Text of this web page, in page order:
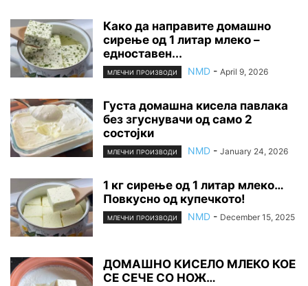
Како да направите домашно
сирење од 1 литар млеко –
едноставен...
МЛЕЧНИ ПРОИЗВОДИ NMD - April 9, 2026
Густа домашна кисела павлака
без згуснувачи од само 2
состојки
МЛЕЧНИ ПРОИЗВОДИ NMD - January 24, 2026
1 кг сирење од 1 литар млеко…
Повкусно од купечкото!
МЛЕЧНИ ПРОИЗВОДИ NMD - December 15, 2025
ДОМАШНО КИСЕЛО МЛЕКО КОЕ
СЕ СЕЧЕ СО НОЖ…